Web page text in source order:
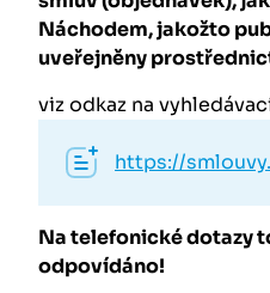
Náchodem, jakožto
uveřejněny
viz odkaz na
https://
Na telefonické dotazy
odpovídáno!